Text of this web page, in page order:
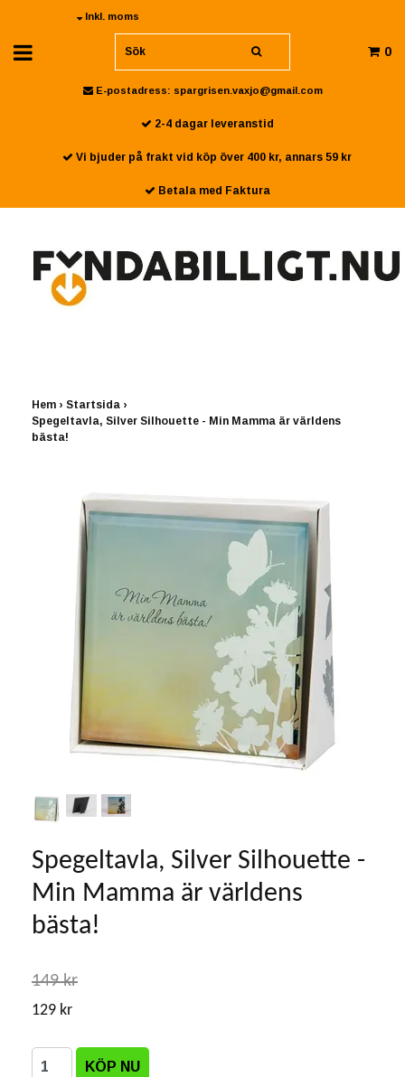
Inkl. moms
0
E-postadress: spargrisen.vaxjo@gmail.com
2-4 dagar leveranstid
Vi bjuder på frakt vid köp över 400 kr, annars 59 kr
Betala med Faktura
Hem › Startsida ›
Spegeltavla, Silver Silhouette - Min Mamma är världens
bästa!
Spegeltavla, Silver Silhouette -
Min Mamma är världens
bästa!
149 kr
129 kr